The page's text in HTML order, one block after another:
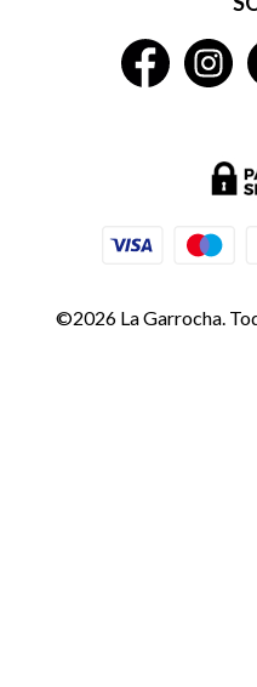
©2026 La Garrocha.